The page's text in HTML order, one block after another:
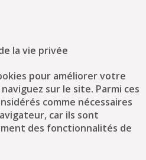
la vie privée
pour améliorer votre
sur le site. Parmi ces
comme nécessaires
car ils sont
des fonctionnalités de